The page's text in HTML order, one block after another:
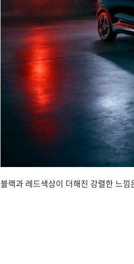
블랙과 레드색상이 더해진 강렬한 느